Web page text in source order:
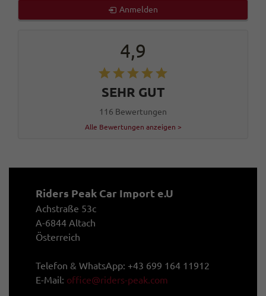
Anmelden
4,9
SEHR GUT
116 Bewertungen
Alle Bewertungen anzeigen >
Riders Peak Car Import e.U
Achstraße 53c
A-6844 Altach
Österreich
Telefon & WhatsApp: +43 699 164 11912
E-Mail: office@riders-peak.com